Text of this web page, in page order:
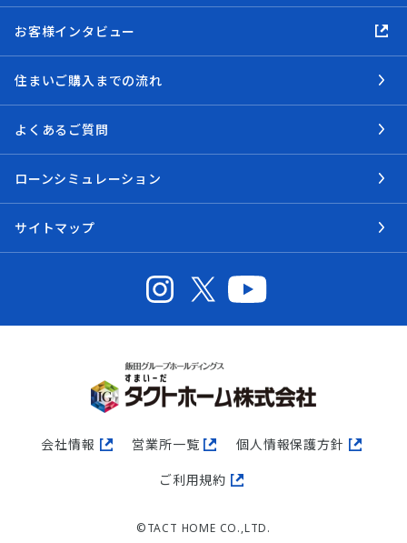
お客様インタビュー
住まいご購入までの流れ
よくあるご質問
ローンシミュレーション
サイトマップ
会社情報 営業所一覧 個人情報保護方針
ご利用規約
©TACT HOME CO.,LTD.